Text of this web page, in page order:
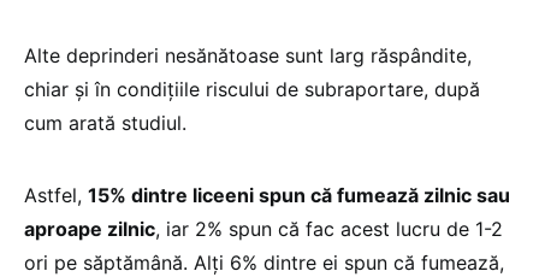
Alte deprinderi nesănătoase sunt larg răspândite,
chiar și în condițiile riscului de subraportare, după
cum arată studiul.
Astfel, 15% dintre liceeni spun că fumează zilnic sau
aproape zilnic, iar 2% spun că fac acest lucru de 1-2
ori pe săptămână. Alți 6% dintre ei spun că fumează,